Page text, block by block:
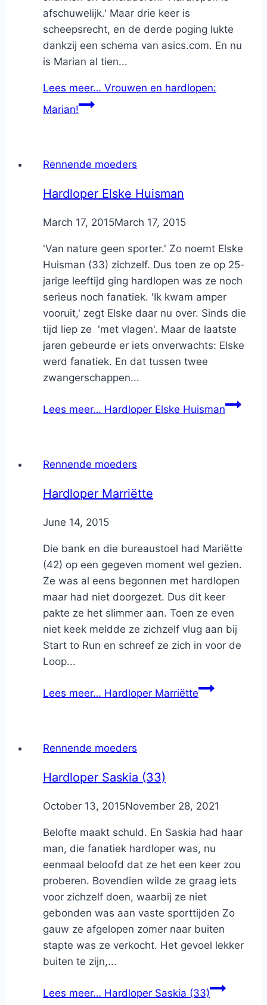
afschuwelijk.' Maar drie keer is
scheepsrecht, en de derde poging lukte
dankzij een schema van asics.com. En nu
is Marian al tien...
Lees meer… Vrouwen en hardlopen:
Marian!
Rennende moeders
Hardloper Elske Huisman
ByNicole
March 17, 2015March 17, 2015
'Van nature geen sporter.' Zo noemt Elske
Huisman (33) zichzelf. Dus toen ze op 25-
jarige leeftijd ging hardlopen was ze noch
serieus noch fanatiek. 'Ik kwam amper
vooruit,' zegt Elske daar nu over. Sinds die
tijd liep ze 'met vlagen'. Maar de laatste
jaren gebeurde er iets onverwachts: Elske
werd fanatiek. En dat tussen twee
zwangerschappen...
Lees meer… Hardloper Elske Huisman
Rennende moeders
Hardloper Marriëtte
ByNicole
June 14, 2015
Die bank en die bureaustoel had Mariëtte
(42) op een gegeven moment wel gezien.
Ze was al eens begonnen met hardlopen
maar had niet doorgezet. Dus dit keer
pakte ze het slimmer aan. Toen ze even
niet keek meldde ze zichzelf vlug aan bij
Start to Run en schreef ze zich in voor de
Loop...
Lees meer… Hardloper Marriëtte
Rennende moeders
Hardloper Saskia (33)
ByNicole
October 13, 2015November 28, 2021
Belofte maakt schuld. En Saskia had haar
man, die fanatiek hardloper was, nu
eenmaal beloofd dat ze het een keer zou
proberen. Bovendien wilde ze graag iets
voor zichzelf doen, waarbij ze niet
gebonden was aan vaste sporttijden Zo
gauw ze afgelopen zomer naar buiten
stapte was ze verkocht. Het gevoel lekker
buiten te zijn,...
Lees meer… Hardloper Saskia (33)